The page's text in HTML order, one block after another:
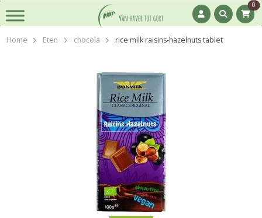
0
Home Eten chocola rice milk raisins-hazelnuts tablet